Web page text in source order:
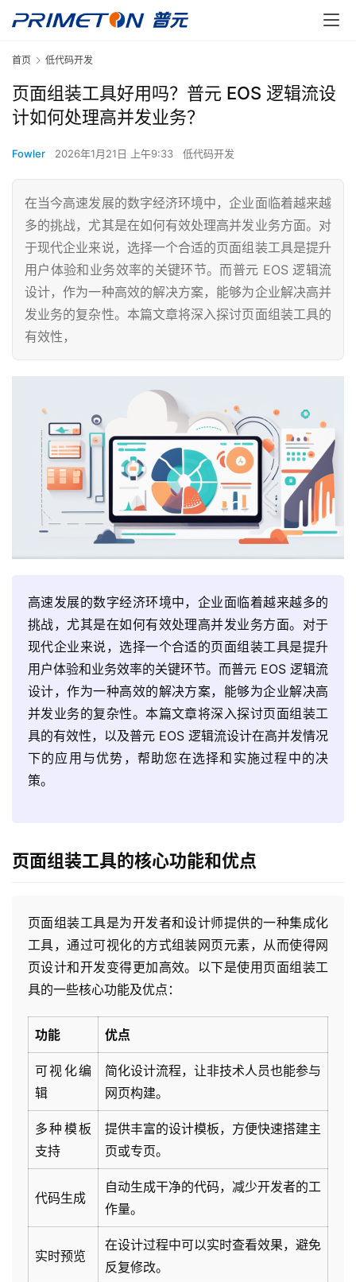
首页 低代码开发
页面组装工具好用吗？普元 EOS 逻辑流设
计如何处理高并发业务？
Fowler 2026年1月21日 上午9:33 低代码开发
在当今高速发展的数字经济环境中，企业面临着越来越
多的挑战，尤其是在如何有效处理高并发业务方面。对
于现代企业来说，选择一个合适的页面组装工具是提升
用户体验和业务效率的关键环节。而普元 EOS 逻辑流
设计，作为一种高效的解决方案，能够为企业解决高并
发业务的复杂性。本篇文章将深入探讨页面组装工具的
有效性，
高速发展的数字经济环境中，企业面临着越来越多的
挑战，尤其是在如何有效处理高并发业务方面。对于
现代企业来说，选择一个合适的页面组装工具是提升
用户体验和业务效率的关键环节。而普元 EOS 逻辑流
设计，作为一种高效的解决方案，能够为企业解决高
并发业务的复杂性。本篇文章将深入探讨页面组装工
具的有效性，以及普元 EOS 逻辑流设计在高并发情况
下的应用与优势，帮助您在选择和实施过程中的决
策。
页面组装工具的核心功能和优点
页面组装工具是为开发者和设计师提供的一种集成化
工具，通过可视化的方式组装网页元素，从而使得网
页设计和开发变得更加高效。以下是使用页面组装工
具的一些核心功能及优点：
功能 优点
可视化编
辑
简化设计流程，让非技术人员也能参与
网页构建。
多种模板
支持
提供丰富的设计模板，方便快速搭建主
页或专页。
代码生成
自动生成干净的代码，减少开发者的工
作量。
实时预览
在设计过程中可以实时查看效果，避免
反复修改。